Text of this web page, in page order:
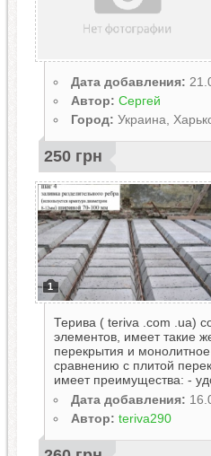
Дата добавления:
Автор: Сергей
Город: Украина,
250 грн
1
Терива ( teriva .com .ua)
элементов, имеет такие
перекрытия и
сравнению с плитой
имеет преимущества: -
Дата добавления:
Автор: teriva290